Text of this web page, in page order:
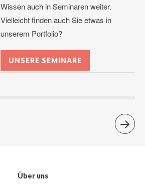
Wissen auch in Seminaren weiter.
Vielleicht finden auch Sie etwas in
unserem Portfolio?
UNSERE SEMINARE
Über uns